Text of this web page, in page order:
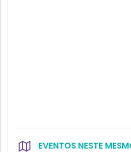
EVENTOS NESTE